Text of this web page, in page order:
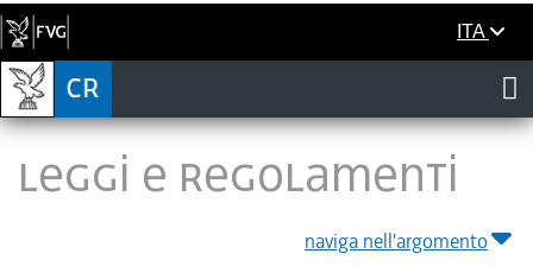
ITA
LEGGI E REGOLAMENTI
naviga nell'argomento